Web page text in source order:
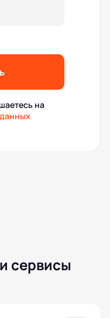
на
сервисы